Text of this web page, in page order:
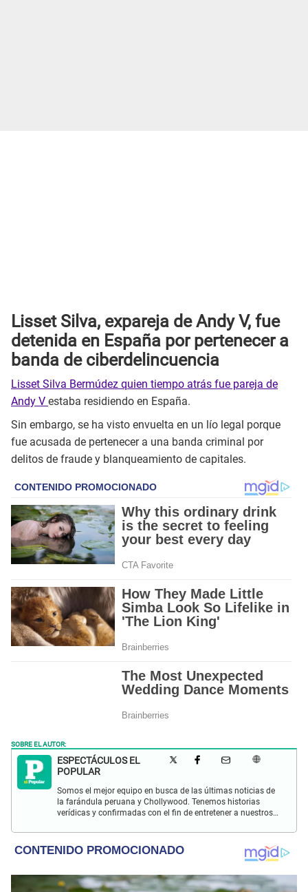
Lisset Silva, expareja de Andy V, fue
detenida en España por pertenecer a
banda de ciberdelincuencia
Lisset Silva Bermúdez quien tiempo atrás fue pareja de
Andy V estaba residiendo en España.
Sin embargo, se ha visto envuelta en un lío legal porque
fue acusada de pertenecer a una banda criminal por
delitos de fraude y blanqueamiento de capitales.
SOBRE EL AUTOR:
ESPECTÁCULOS EL
POPULAR
Somos el mejor equipo en busca de las últimas noticias de
la farándula peruana y Chollywood. Tenemos historias
verídicas y confirmadas con el fin de entretener a nuestros